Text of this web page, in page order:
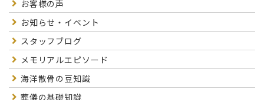
お客様の声
お知らせ・イベント
スタッフブログ
メモリアルエピソード
海洋散骨の豆知識
葬儀の基礎知識